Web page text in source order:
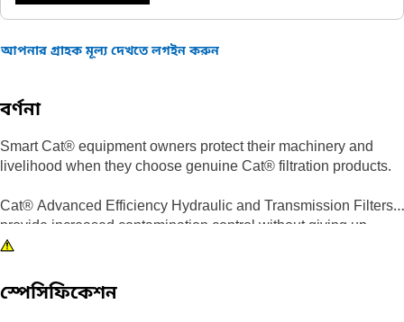
আপনার গ্রাহক মূল্য দেখতে লগইন করুন
বর্ণনা
Smart Cat® equipment owners protect their machinery and
livelihood when they choose genuine Cat® filtration products.
Cat® Advanced Efficiency Hydraulic and Transmission Filters
provide increased contamination control without giving up
superior dirt-holding. Using improved filter media, our filters
drop characteristics.
স্পেসিফিকেশন